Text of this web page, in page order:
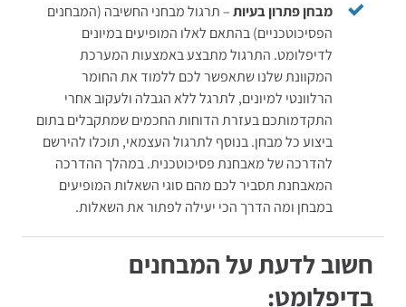
מבחן פתרון בעיות– תרגול מבחני החשיבה (המבחנים
הפסיכוטכניים) בהתאם לאלו המופיעים במיונים
לדיפלומט. התרגול מתבצע באמצעות המערכת
המקוונת שלנו שתאפשר לכם ללמוד את החומר
הרלוונטי למיונים, לתרגל ללא הגבלה ולעקוב אחרי
התקדמותכם בעזרת הדוחות החכמים שמתקבלים בתום
ביצוע כל מבחן. בנוסף לתרגול העצמאי, תוכלו להירשם
להדרכה של מאבחנת פסיכוטכנית. במהלך ההדרכה
המאבחנת תסביר לכם מהם סוגי השאלות המופיעים
במבחן ומה הדרך הכי יעילה לפתור את השאלות.
חשוב לדעת על המבחנים
בדיפלומט: